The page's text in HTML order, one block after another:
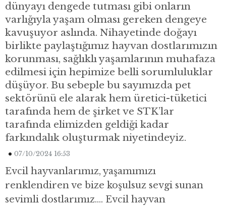
dünyayı dengede tutması gibi onların
varlığıyla yaşam olması gereken dengeye
kavuşuyor aslında. Nihayetinde doğayı
birlikte paylaştığımız hayvan dostlarımızın
korunması, sağlıklı yaşamlarının muhafaza
edilmesi için hepimize belli sorumluluklar
düşüyor. Bu sebeple bu sayımızda pet
sektörünü ele alarak hem üretici-tüketici
tarafında hem de şirket ve STK’lar
tarafında elimizden geldiği kadar
farkındalık oluşturmak niyetindeyiz.
07/10/2024 16:53
Evcil hayvanlarımız, yaşamımızı
renklendiren ve bize koşulsuz sevgi sunan
sevimli dostlarımız…. Evcil hayvan